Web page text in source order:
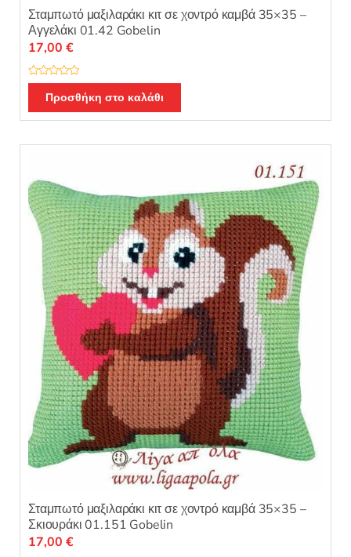
Σταμπωτό μαξιλαράκι κιτ σε χοντρό καμβά 35×35 –
Αγγελάκι 01.42 Gobelin
Β
μ
ο
κ
ε
μ
ε
17,00 €
Προσθήκη στο καλάθι
Σταμπωτό μαξιλαράκι κιτ σε χοντρό καμβά 35×35 –
Σκιουράκι 01.151 Gobelin
17,00 €